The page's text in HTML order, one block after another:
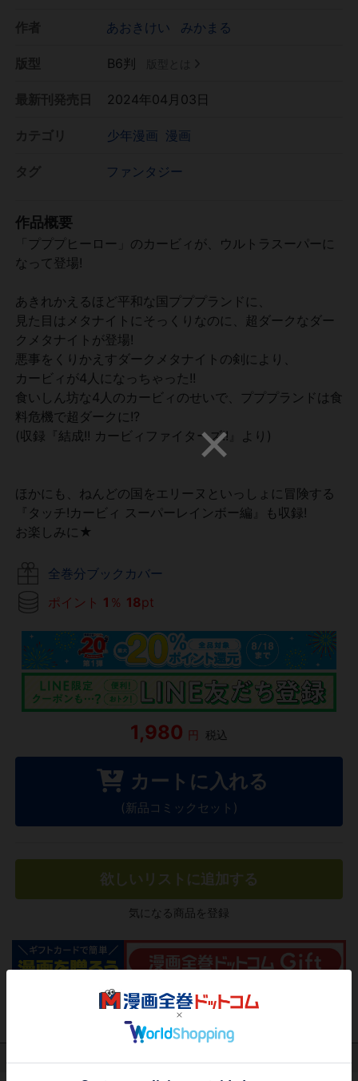
あおきけい みかまる
B6判
2024年04月03日
少年漫画 漫画
ファンタジー
作品概要
「プププヒーロー」のカービィが、ウルトラスーパーに
なって登場!
あきれかえるほど平和な国プププランドに、
見た目はメタナイトにそっくりなのに、超ダークなダー
クメタナイトが登場!
悪事をくりかえすダークメタナイトの剣により、
カービィが4人になっちゃった!!
食いしん坊な4人のカービィのせいで、プププランドは食
料危機で超ダークに!?
(収録『結成!! カービィファイターズ!!』より)
ほかにも、ねんどの国をエリーヌといっしょに冒険する
『タッチ!カービィ スーパーレインボー編』も収録!
お楽しみに★
全巻分ブックカバー
ポイント 1 ％ 18pt
1,980 円 税込
カートに入れる
(新品コミックセット)
欲しいリストに追加する
気になる商品を登録